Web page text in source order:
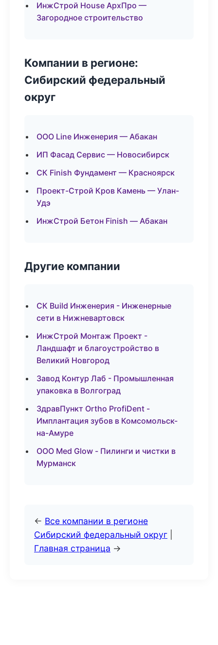
ИнжСтрой House АрхПро —
Загородное строительство
Компании в регионе:
Сибирский федеральный
округ
ООО Line Инженерия — Абакан
ИП Фасад Сервис — Новосибирск
СК Finish Фундамент — Красноярск
Проект-Строй Кров Камень — Улан-
Удэ
ИнжСтрой Бетон Finish — Абакан
Другие компании
СК Build Инженерия - Инженерные
сети в Нижневартовск
ИнжСтрой Монтаж Проект -
Ландшафт и благоустройство в
Великий Новгород
Завод Контур Лаб - Промышленная
упаковка в Волгоград
ЗдравПункт Ortho ProfiDent -
Имплантация зубов в Комсомольск-
на-Амуре
ООО Med Glow - Пилинги и чистки в
Мурманск
← Все компании в регионе
Сибирский федеральный округ
Главная страница →